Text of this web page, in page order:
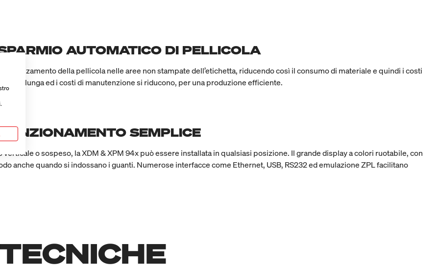
AUTOMATICO DI PELLICOLA
della pellicola nelle aree non stampate dell’etichetta, riducendo così il consumo di materiale e quindi i costi
si allunga ed i costi di manutenzione si riducono, per una produzione efficiente.
SEMPLICE
o sospeso, la XDM & XPM 94x può essere installata in qualsiasi posizione. Il grande display a colori ruotabile, con
anche quando si indossano i guanti. Numerose interfacce come Ethernet, USB, RS232 ed emulazione ZPL facilitano